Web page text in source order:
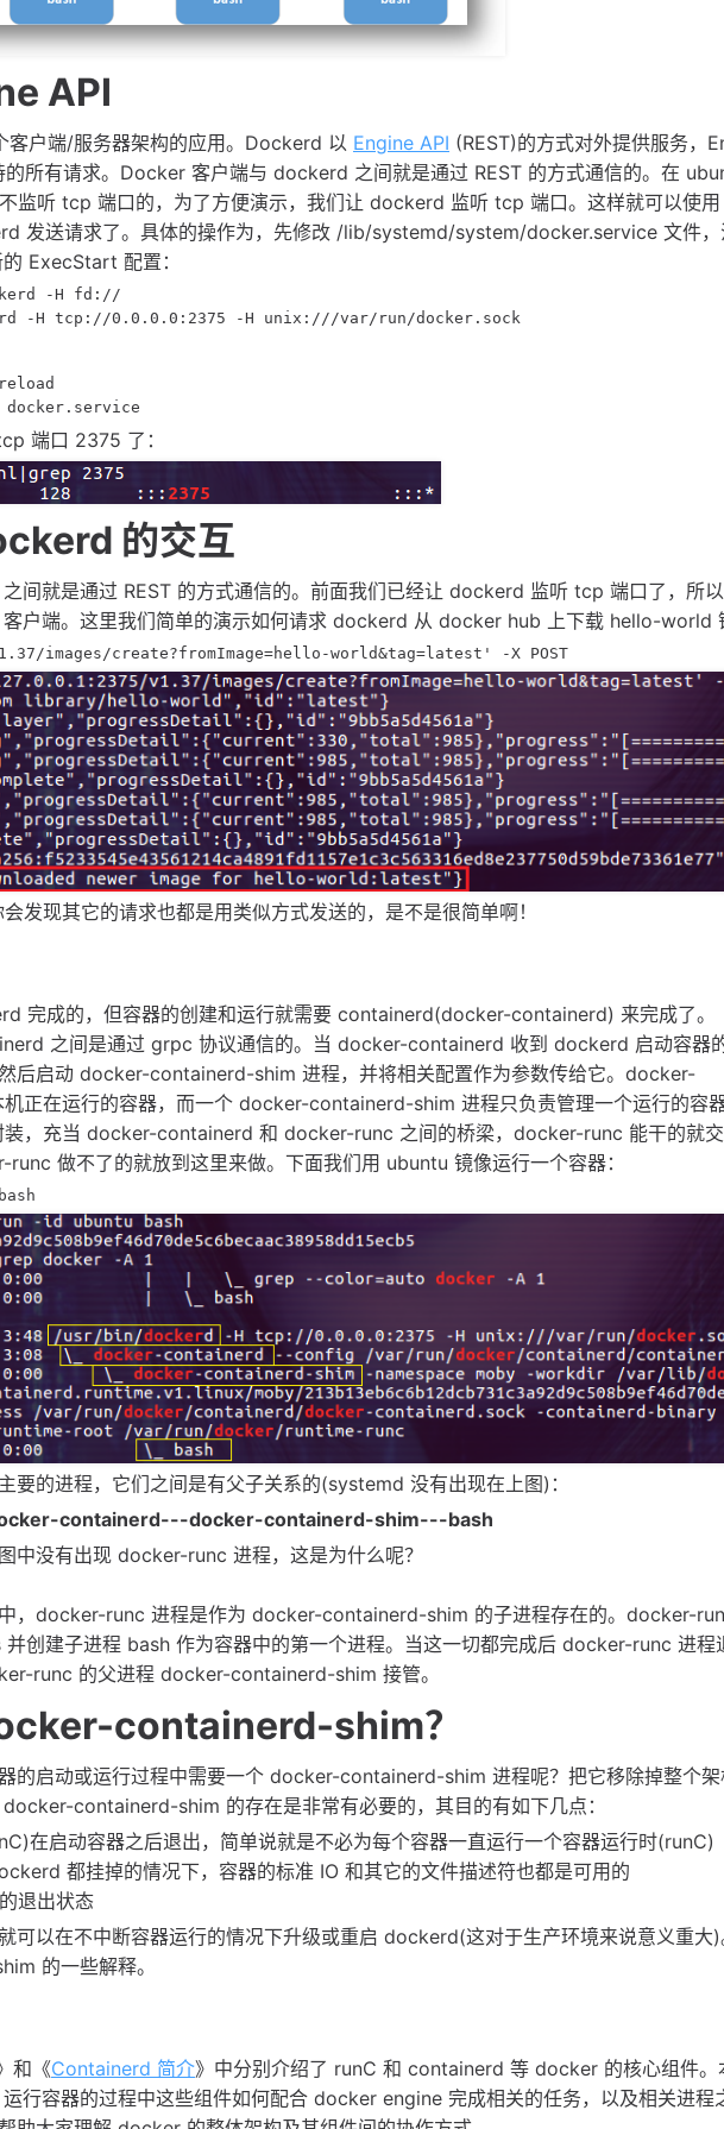
API
客户端/服务器架构的应用。Dockerd 以 Engine API (REST)的方式对外提供服务，
所有请求。Docker 客户端与 dockerd 之间就是通过 REST 的方式通信的。在
监听 tcp 端口的，为了方便演示，我们让 dockerd 监听 tcp 端口。这样就可以使
发送请求了。具体的操作为，先修改 /lib/systemd/system/docker.service 文件，
ExecStart 配置：
-H fd://
-H tcp://0.0.0.0:2375 -H unix:///var/run/docker.sock
端口 2375 了：
的交互
间就是通过 REST 的方式通信的。前面我们已经让 dockerd 监听 tcp 端口了，所
户端。这里我们简单的演示如何请求 dockerd 从 docker hub 上下载 hello-world
images/create?fromImage=hello-world&tag=latest' -X POST
发现其它的请求也都是用类似方式发送的，是不是很简单啊！
完成的，但容器的创建和运行就需要 containerd(docker-containerd) 来完成了。
之间是通过 grpc 协议通信的。当 docker-containerd 收到 dockerd 启动容器
后启动 docker-containerd-shim 进程，并将相关配置作为参数传给它。docker-
正在运行的容器，而一个 docker-containerd-shim 进程只负责管理一个运行的容
装，充当 docker-containerd 和 docker-runc 之间的桥梁，docker-runc 能干的就
做不了的就放到这里来做。下面我们用 ubuntu 镜像运行一个容器：
要的进程，它们之间是有父子关系的(systemd 没有出现在上图)：
containerd---docker-containerd-shim---bash
中没有出现 docker-runc 进程，这是为什么呢？
，docker-runc 进程是作为 docker-containerd-shim 的子进程存在的。docker-
创建子进程 bash 作为容器中的第一个进程。当这一切都完成后 docker-runc 进程
runc 的父进程 docker-containerd-shim 接管。
containerd-shim？
的启动或运行过程中需要一个 docker-containerd-shim 进程呢？把它移除掉整个
containerd-shim 的存在是非常有必要的，其目的有如下几点：
在启动容器之后退出，简单说就是不必为每个容器一直运行一个容器运行时(runC)
都挂掉的情况下，容器的标准 IO 和其它的文件描述符也都是可用的
退出状态
可以在不中断容器运行的情况下升级或重启 dockerd(这对于生产环境来说意义重大
的一些解释。
和《Containerd 简介》中分别介绍了 runC 和 containerd 等 docker 的核心组件。
行容器的过程中这些组件如何配合 docker engine 完成相关的任务，以及相关进程